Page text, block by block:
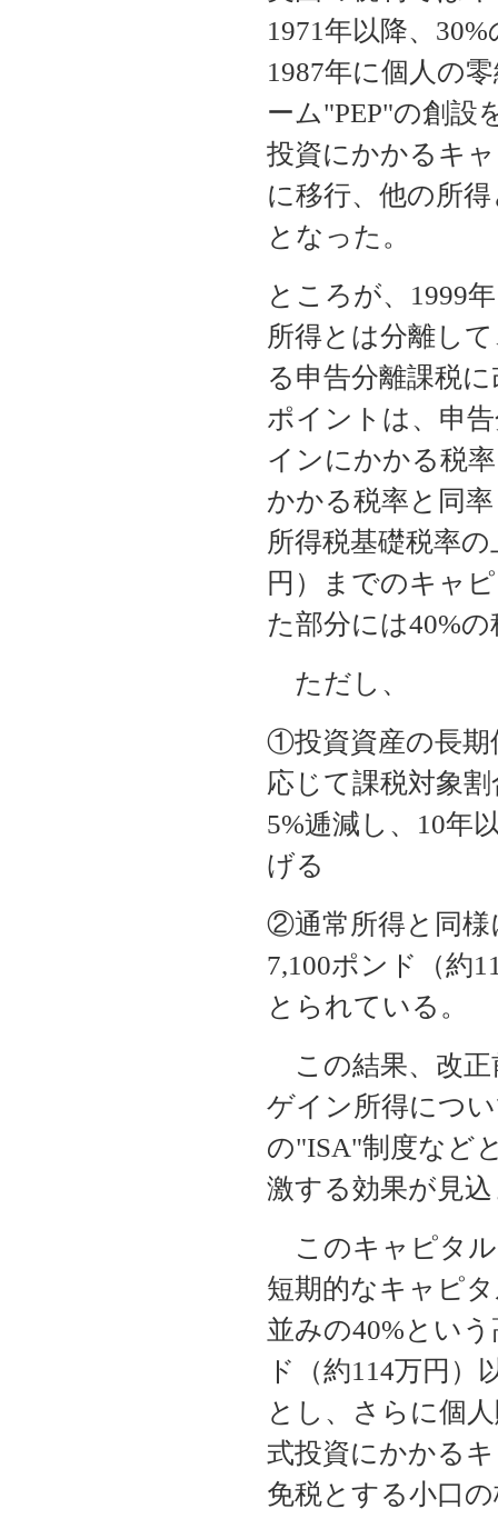
1971年以降、
1987年に個人の
ーム"PEP"の創設
投資にかかるキ
に移行、他の所
となった。
ところが、1999
所得とは分離し
る申告分離課税
ポイントは、申
インにかかる税
かかる税率と同
所得税基礎税率
円）までのキャ
た部分には40%
ただし、
①投資資産の長期
応じて課税対象
5%逓減し、10年
げる
②通常所得と同様
7,100ポンド（約
とられている。
この結果、改正
ゲイン所得につ
の"ISA"制度など
激する効果が見
このキャピタル
短期的なキャピ
並みの40%とい
ド（約114万円
とし、さらに個
式投資にかかる
免税とする小口